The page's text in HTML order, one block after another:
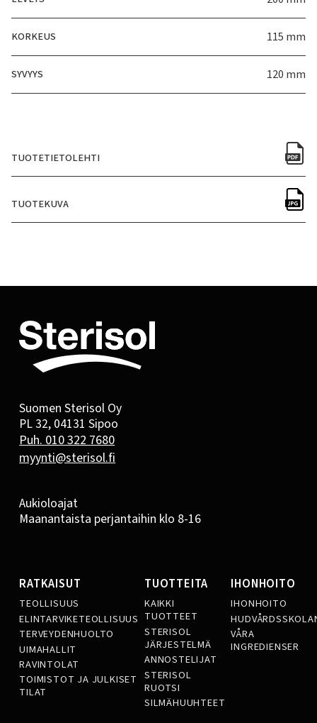
KORKEUS 115 mm
SYVYYS 120 mm
TUOTETIETOLEHTI
TUOTEKUVA
Suomen Sterisol Oy
PL 32, 04131 Sipoo
Puh. 010 322 7680
myynti@sterisol.fi
Aukioloajat
Maanantaista perjantaihin klo 8-16
RATKAISUT
TEOLLISUUS
ELINTARVIKETEOLLISUUS
TERVEYDENHUOLTO
UIMAHALLIT
RAVINTOLAT
TOIMISTOT JA JULKISET
TILAT
TUOTTEITA
KAIKKI
TUOTTEET
STERISOL
JÄRJESTELMÄ
ANNOSTELIJAT
STERISOL
RUOTSI
SILMÄHUUHTEET
IHONHOITO
IHONHOITO
VÅRA
INGREDIENSER